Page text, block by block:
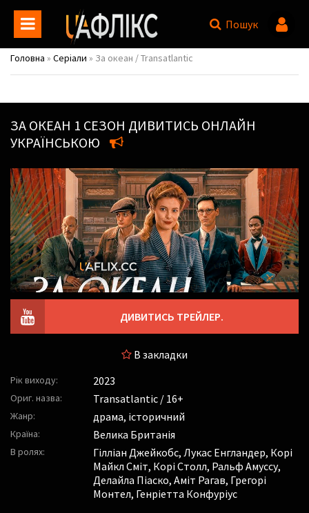
Пошук
Головна » Серіали » За океан / Transatlantic
ЗА ОКЕАН 1 СЕЗОН ДИВИТИСЬ ОНЛАЙН
УКРАЇНСЬКОЮ
ДИВИТИСЬ ТРЕЙЛЕР.
В закладки
Рік виходу: 2023
Ориг. назва: Transatlantic / 16+
Жанр: драма, історичний
Країна: Велика Британія
В ролях: Гілліан Джейкобс, Лукас Енгландер, Корі
Майкл Сміт, Корі Столл, Ральф Амуссу,
Делайла Піаско, Аміт Рагав, Грегорі
Монтел, Генріетта Конфуріус